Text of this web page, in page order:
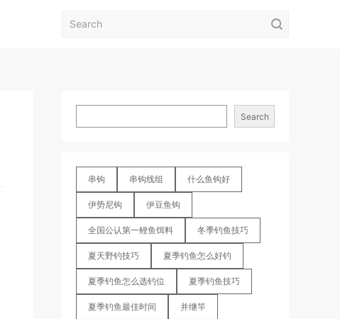
Search
串钩 串钩线组 什么鱼钩好
伊势尼钩 伊豆鱼钩
全国公认第一鲤鱼饵料 冬季钓鱼技巧
夏天野钓技巧 夏季钓鱼怎么好钓
夏季钓鱼怎么选钓位 夏季钓鱼技巧
夏季钓鱼最佳时间 并继竿